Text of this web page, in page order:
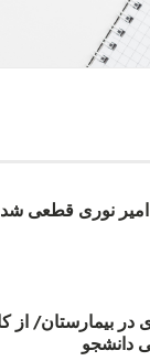
نوری قطعی شد
در بیمارستان/ از